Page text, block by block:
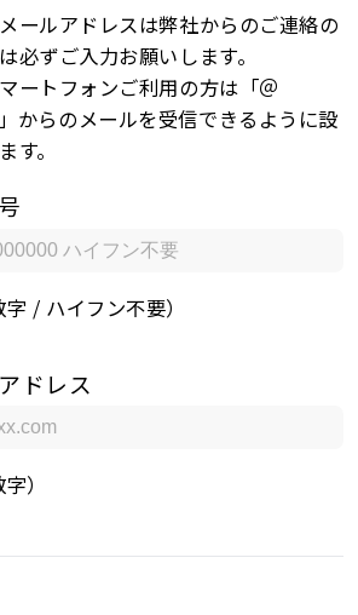
ールアドレスは弊社からのご連絡の
必ずご入力お願いします。
ートフォンご利用の方は「＠
からのメールを受信できるように設
す。
字 / ハイフン不要）
ドレス
）